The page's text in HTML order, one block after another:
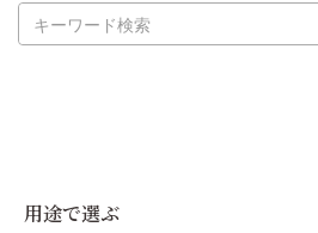
用途で選ぶ